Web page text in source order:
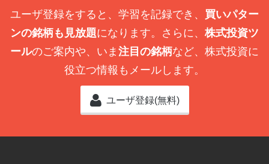
ユーザ登録をすると、学習を記録でき、 買いパター
ンの銘柄も見放題になります。さらに、 株式投資ツ
ールのご案内や、いま 注目の銘柄など、株式投資に
役立つ情報もメールします。
ユーザ登録(無料)